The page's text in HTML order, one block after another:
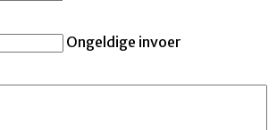
Ongeldige invoer